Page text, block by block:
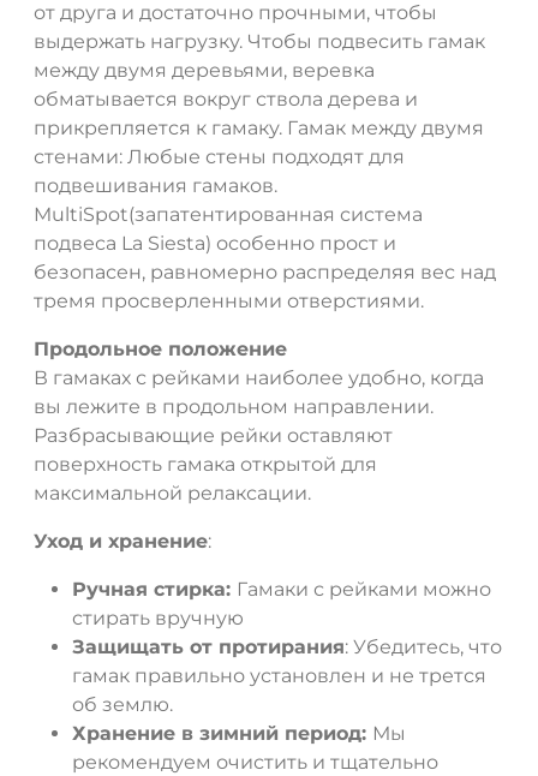
от друга и достаточно прочными, чтобы
выдержать нагрузку. Чтобы подвесить гамак
между двумя деревьями, веревка
обматывается вокруг ствола дерева и
прикрепляется к гамаку. Гамак между двумя
стенами: Любые стены подходят для
подвешивания гамаков.
MultiSpot(запатентированная система
подвеса La Siesta) особенно прост и
безопасен, равномерно распределяя вес над
тремя просверленными отверстиями.
Продольное положение
В гамаках с рейками наиболее удобно, когда
вы лежите в продольном направлении.
Разбрасывающие рейки оставляют
поверхность гамака открытой для
максимальной релаксации.
Уход и хранение:
Ручная стирка: Гамаки с рейками можно
стирать вручную
Защищать от протирания: Убедитесь, что
гамак правильно установлен и не трется
об землю.
Хранение в зимний период: Мы
рекомендуем очистить и тщательно